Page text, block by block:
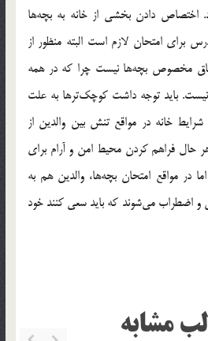
اختصاص دادن بخشي از خانه به بچه‌ها
براي امتحان لازم است البته منظور از
مخصوص بچه‌ها نيست چرا كه در همه
بايد توجه داشت كوچك‌تر‌ها به علت
خانه در مواقع تنش بين والدين از
حال فراهم كردن محيط امن و آرام براي
در مواقع امتحان بچه‌ها، والدين هم به
و اضطراب مي‌شوند كه بايد سعي كنند خود
مشابه